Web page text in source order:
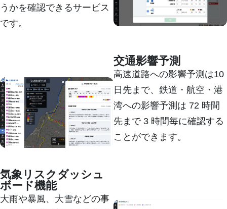
うかを確認できるサービス
です。
交通影響予測
高速道路への影響予測は10
日先まで、鉄道・航空・港
湾への影響予測は 72 時間
先まで 3 時間毎に確認する
ことができます。
気象リスクダッシュ
ボード機能
大雨や暴風、大雪などの事